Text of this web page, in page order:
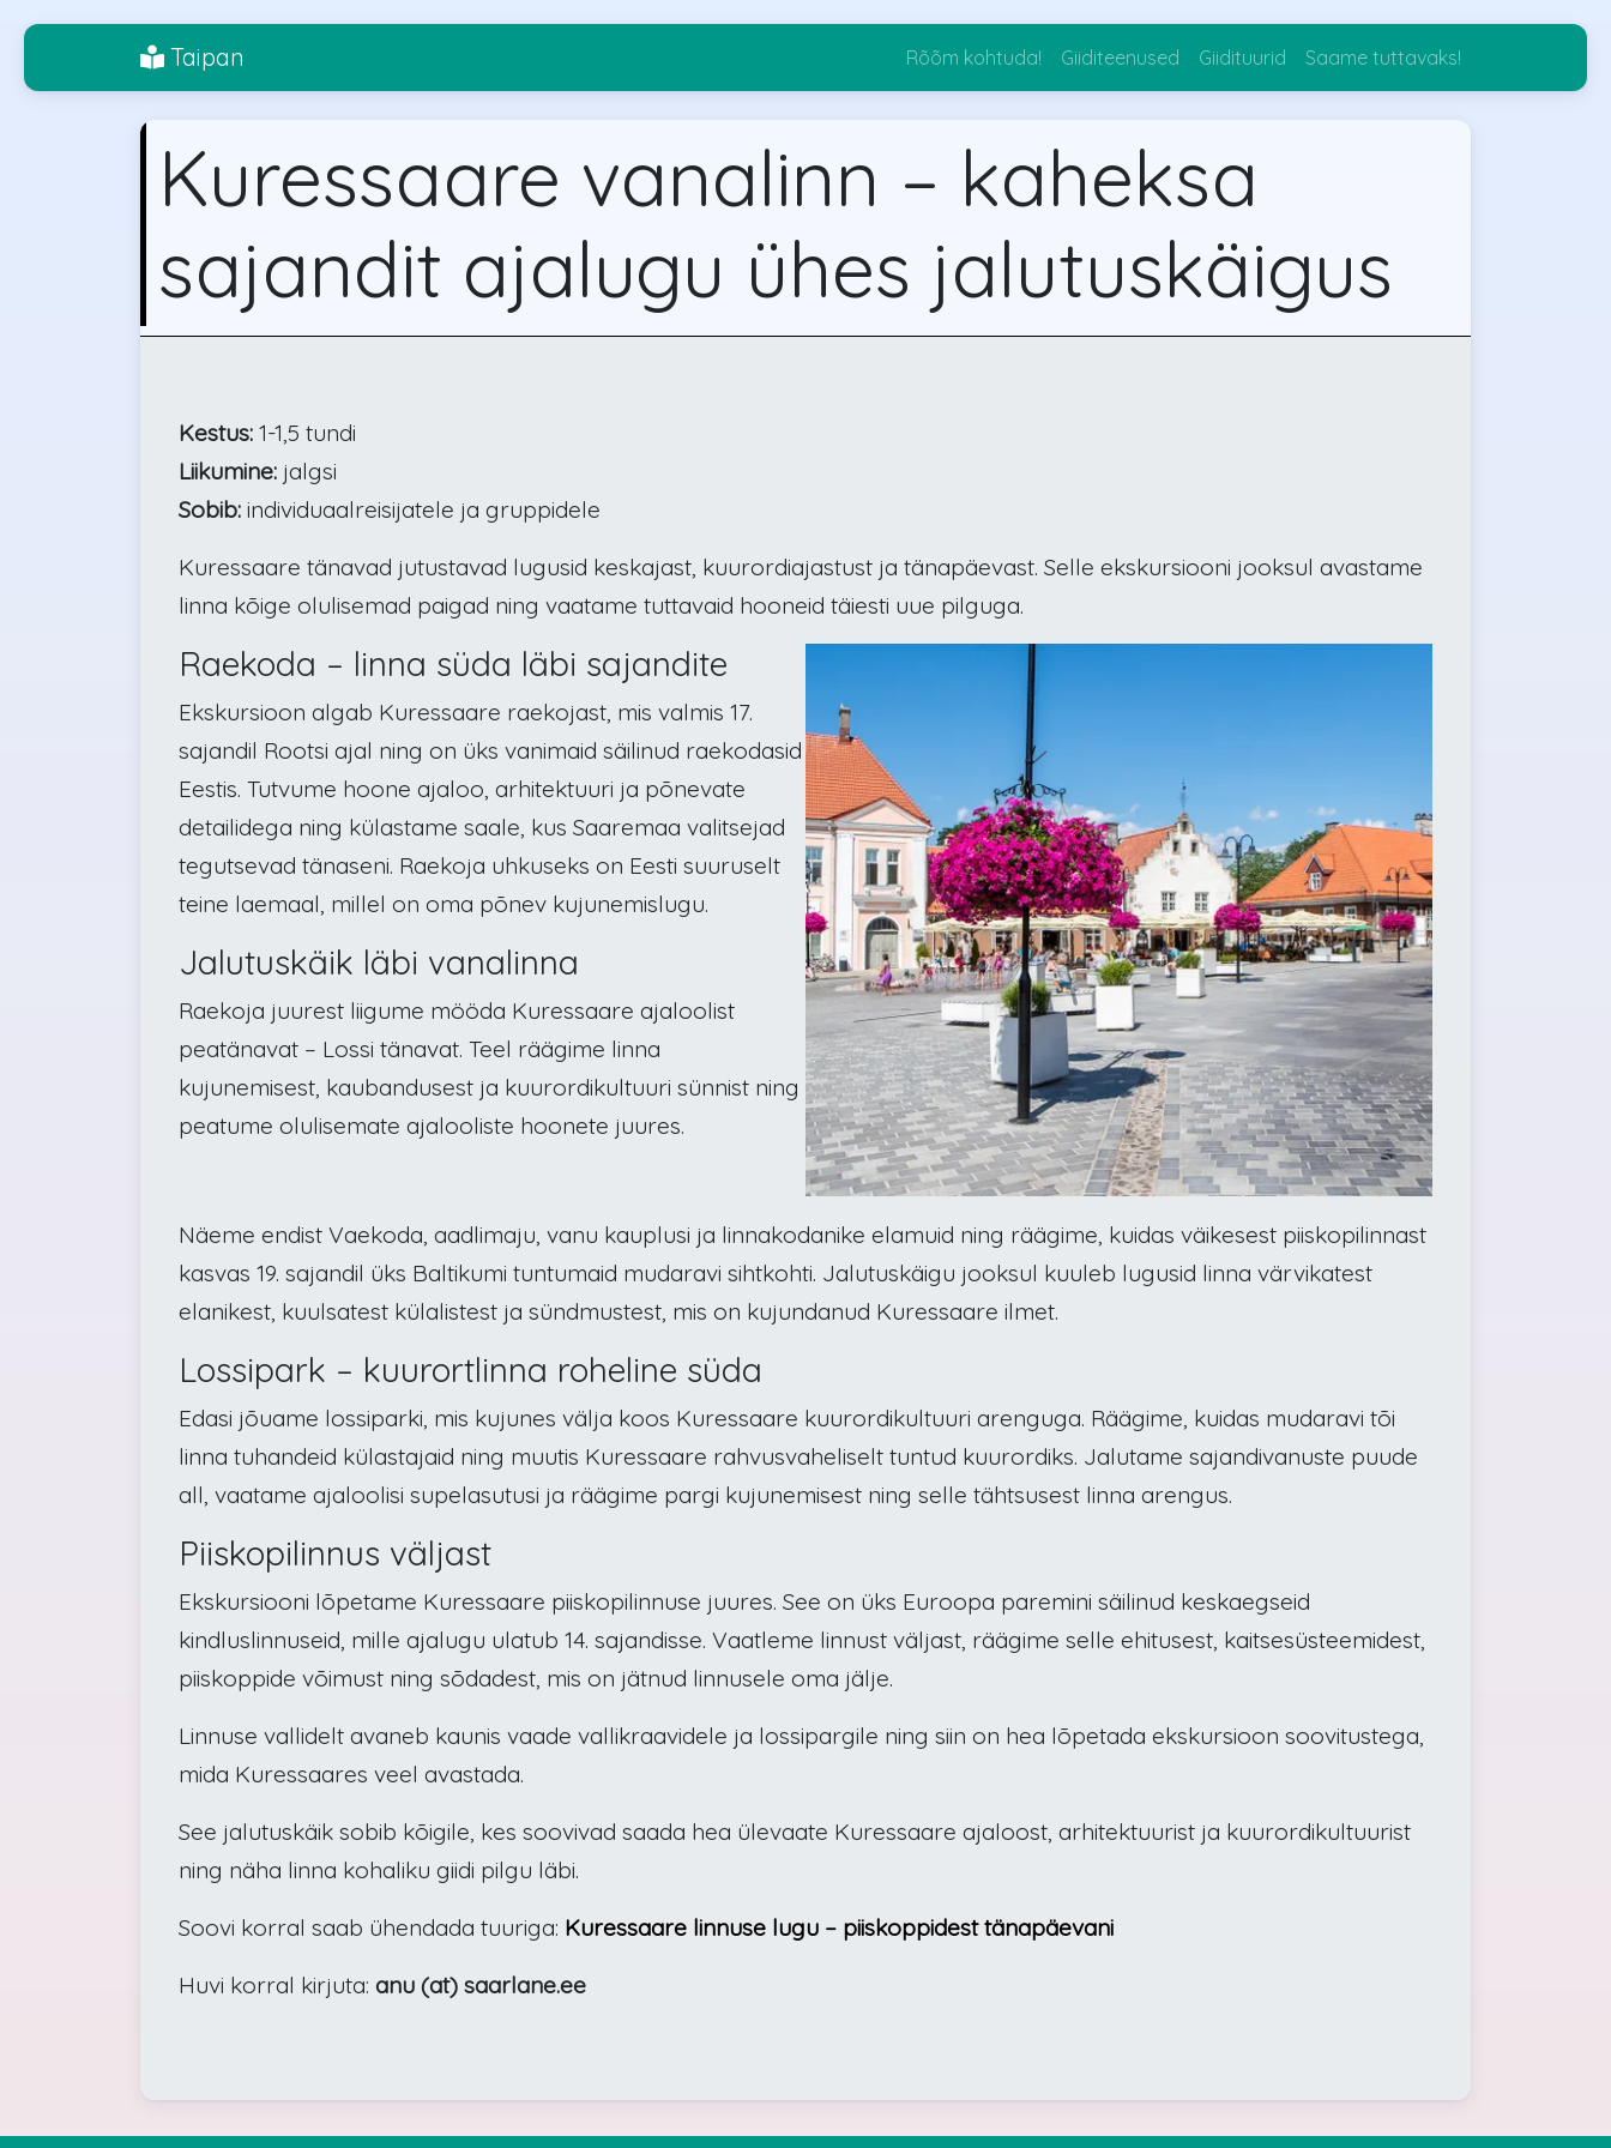
Taipan Rõõm kohtuda! Giiditeenused Giidituurid Saame tuttavaks!
Kuressaare vanalinn – kaheksa
sajandit ajalugu ühes jalutuskäigus
Kestus: 1-1,5 tundi
Liikumine: jalgsi
Sobib: individuaalreisijatele ja gruppidele
Kuressaare tänavad jutustavad lugusid keskajast, kuurordiajastust ja tänapäevast. Selle ekskursiooni jooksul avastame
linna kõige olulisemad paigad ning vaatame tuttavaid hooneid täiesti uue pilguga.
Raekoda – linna süda läbi sajandite
Ekskursioon algab Kuressaare raekojast, mis valmis 17.
sajandil Rootsi ajal ning on üks vanimaid säilinud raekodasid
Eestis. Tutvume hoone ajaloo, arhitektuuri ja põnevate
detailidega ning külastame saale, kus Saaremaa valitsejad
tegutsevad tänaseni. Raekoja uhkuseks on Eesti suuruselt
teine laemaal, millel on oma põnev kujunemislugu.
Jalutuskäik läbi vanalinna
Raekoja juurest liigume mööda Kuressaare ajaloolist
peatänavat – Lossi tänavat. Teel räägime linna
kujunemisest, kaubandusest ja kuurordikultuuri sünnist ning
peatume olulisemate ajalooliste hoonete juures.
Näeme endist Vaekoda, aadlimaju, vanu kauplusi ja linnakodanike elamuid ning räägime, kuidas väikesest piiskopilinnast
kasvas 19. sajandil üks Baltikumi tuntumaid mudaravi sihtkohti. Jalutuskäigu jooksul kuuleb lugusid linna värvikatest
elanikest, kuulsatest külalistest ja sündmustest, mis on kujundanud Kuressaare ilmet.
Lossipark – kuurortlinna roheline süda
Edasi jõuame lossiparki, mis kujunes välja koos Kuressaare kuurordikultuuri arenguga. Räägime, kuidas mudaravi tõi
linna tuhandeid külastajaid ning muutis Kuressaare rahvusvaheliselt tuntud kuurordiks. Jalutame sajandivanuste puude
all, vaatame ajaloolisi supelasutusi ja räägime pargi kujunemisest ning selle tähtsusest linna arengus.
Piiskopilinnus väljast
Ekskursiooni lõpetame Kuressaare piiskopilinnuse juures. See on üks Euroopa paremini säilinud keskaegseid
kindluslinnuseid, mille ajalugu ulatub 14. sajandisse. Vaatleme linnust väljast, räägime selle ehitusest, kaitsesüsteemidest,
piiskoppide võimust ning sõdadest, mis on jätnud linnusele oma jälje.
Linnuse vallidelt avaneb kaunis vaade vallikraavidele ja lossipargile ning siin on hea lõpetada ekskursioon soovitustega,
mida Kuressaares veel avastada.
See jalutuskäik sobib kõigile, kes soovivad saada hea ülevaate Kuressaare ajaloost, arhitektuurist ja kuurordikultuurist
ning näha linna kohaliku giidi pilgu läbi.
Soovi korral saab ühendada tuuriga: Kuressaare linnuse lugu – piiskoppidest tänapäevani
Huvi korral kirjuta: anu (at) saarlane.ee